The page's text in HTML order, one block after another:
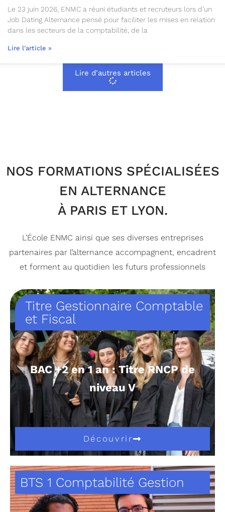
Le 23 juin 2026, ENMC a réuni étudiants et recruteurs lors d’un
Job Dating Alternance pensé pour faciliter les mises en relation
dans les secteurs de la comptabilité, de la
Lire l'article »
Lire d'autres articles
NOS FORMATIONS SPÉCIALISÉES
EN ALTERNANCE
À PARIS ET LYON.
L’École ENMC ainsi que ses diverses entreprises
partenaires par l’alternance accompagnent, encadrent
et forment au quotidien les futurs professionnels
Titre Gestionnaire Comptable
et Fiscal
BAC +2 en 1 an : Titre RNCP de
niveau V
Découvrir
BTS 1 Comptabilité Gestion